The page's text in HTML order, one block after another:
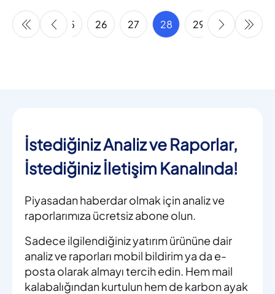
24 25 26 27 28 29 30 31
İstediğiniz Analiz ve Raporlar,
İstediğiniz İletişim Kanalında!
Piyasadan haberdar olmak için analiz ve
raporlarımıza ücretsiz abone olun.
Sadece ilgilendiğiniz yatırım ürününe dair
analiz ve raporları mobil bildirim ya da e-
posta olarak almayı tercih edin. Hem mail
kalabalığından kurtulun hem de karbon ayak